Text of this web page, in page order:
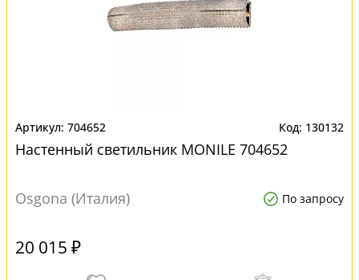
704652 130132
Настенный светильник MONILE 704652
Osgona (Италия) По запросу
20 015 ₽